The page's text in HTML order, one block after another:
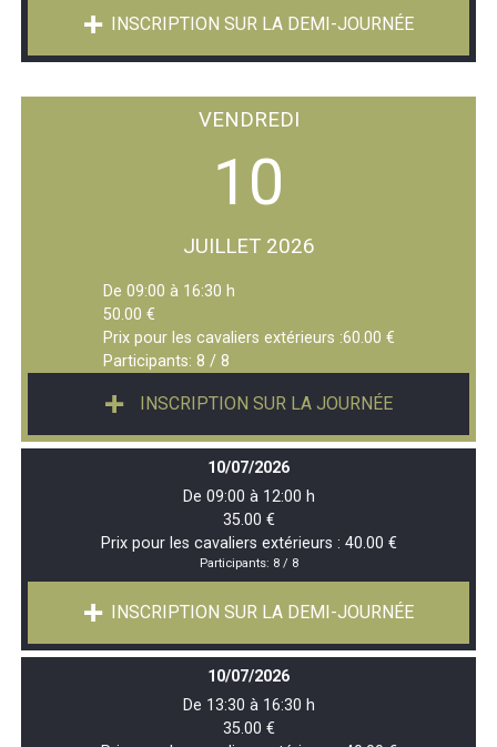
INSCRIPTION SUR LA DEMI-JOURNÉE
VENDREDI
10
JUILLET 2026
De 09:00 à 16:30 h
50.00 €
Prix pour les cavaliers extérieurs :60.00 €
Participants: 8 / 8
INSCRIPTION SUR LA JOURNÉE
10/07/2026
De 09:00 à 12:00 h
35.00 €
Prix pour les cavaliers extérieurs : 40.00 €
Participants: 8 / 8
INSCRIPTION SUR LA DEMI-JOURNÉE
10/07/2026
De 13:30 à 16:30 h
35.00 €